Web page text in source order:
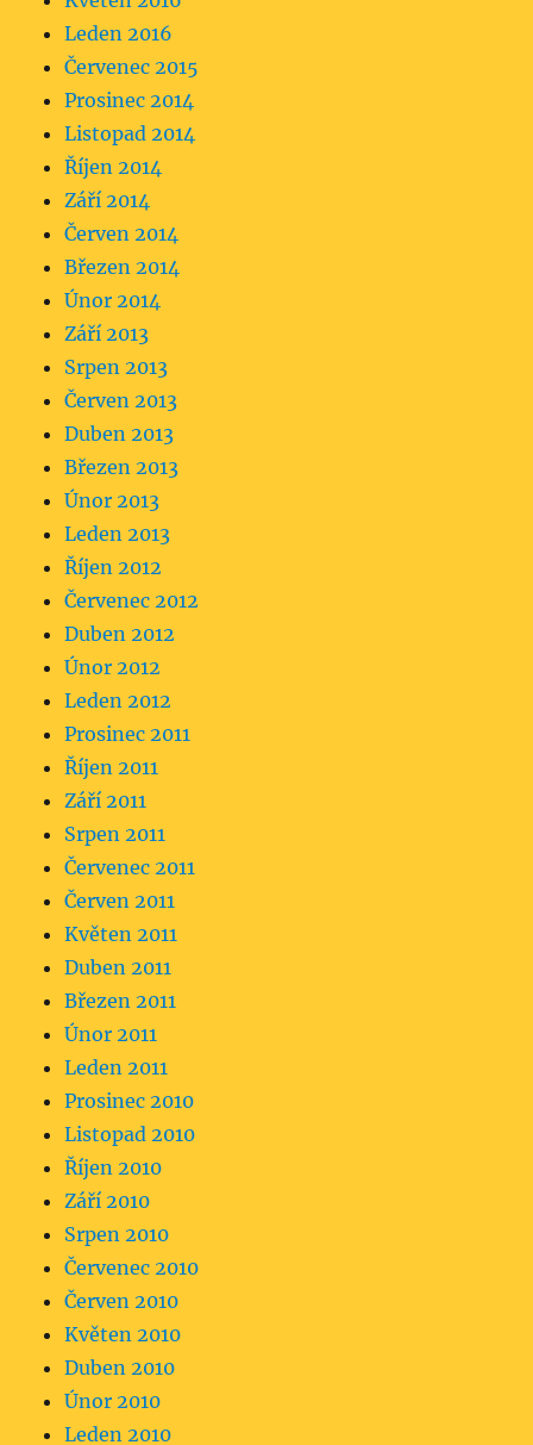
Leden 2016
Červenec 2015
Prosinec 2014
Listopad 2014
Říjen 2014
Září 2014
Červen 2014
Březen 2014
Únor 2014
Září 2013
Srpen 2013
Červen 2013
Duben 2013
Březen 2013
Únor 2013
Leden 2013
Říjen 2012
Červenec 2012
Duben 2012
Únor 2012
Leden 2012
Prosinec 2011
Říjen 2011
Září 2011
Srpen 2011
Červenec 2011
Červen 2011
Květen 2011
Duben 2011
Březen 2011
Únor 2011
Leden 2011
Prosinec 2010
Listopad 2010
Říjen 2010
Září 2010
Srpen 2010
Červenec 2010
Červen 2010
Květen 2010
Duben 2010
Únor 2010
Leden 2010